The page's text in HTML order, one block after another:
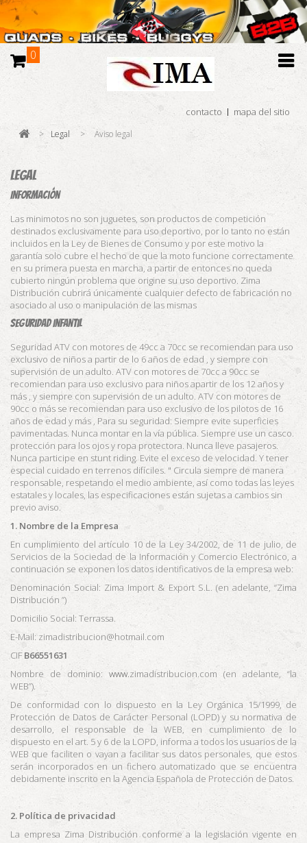
0
contacto mapa del sitio
> Legal > Aviso legal
Legal
Información
Las minimotos no son juguetes, son productos de competición
destinados exclusivamente para uso deportivo, por lo tanto no están
incluidos en la Ley de Bienes de Consumo y por este motivo la
garantía solo cubre el hecho de que la moto funcione correctamente
en su primera puesta en marcha, a partir de entonces no queda
cubierto ningún problema que origine su uso deportivo. Zima
Distribución cubrirá únicamente cualquier defecto de fabricación no
asociado al uso o manipulación de las mismas
Seguridad Infantil
Seguridad ATV con motores de 49cc a 70cc se recomiendan para uso
exclusivo de niños a partir de lo 6 años de edad , y siempre con
supervisión de un adulto. ATV con motores de 70cc a 90cc se
recomiendan para uso exclusivo para niños apartir de los 12 años y
más , y siempre con supervisión de un adulto. ATV con motores de
90cc o más se recomiendan para uso exclusivo de los pilotos de 16
años de edad y más , Para su seguridad: Siempre evite superficies
pavimentadas. Nunca montar en la vía pública. Siempre use un casco.
protección para los ojos y ropa protectora. Nunca lleve pasajeros.
Nunca participe en stunt riding. Evite el exceso de velocidad. Y tener
especial cuidado en terrenos difíciles. " Circula siempre de manera
responsable, respetando el medio ambiente, así como todas las leyes
estatales y locales, las especificaciones están sujetas a cambios sin
previo aviso.
1. Nombre de la Empresa
En cumplimiento del artículo 10 de la Ley 34/2002, de 11 de julio, de
Servicios de la Sociedad de la Información y Comercio Electrónico, a
continuación se exponen los datos identificativos de la empresa web:
Denominación Social: Zima Import & Export S.L. (en adelante, “Zima
Distribución ”)
Domicilio Social: Terrassa.
E-Mail: zimadistribucion@hotmail.com
CIFB66551631
Nombre de dominio: www.zimadistribucion.com (en adelante, “la
WEB”).
De conformidad con lo dispuesto en la Ley Orgánica 15/1999, de
Protección de Datos de Carácter Personal (LOPD) y su normativa de
desarrollo, el responsable de la WEB, en cumplimiento de lo
dispuesto en el art. 5 y 6 de la LOPD, informa a todos los usuarios de la
WEB que faciliten o vayan a facilitar sus datos personales, que estos
serán incorporados en un fichero automatizado que se encuentra
debidamente inscrito en la Agencia Española de Protección de Datos.
2. Política de privacidad
La empresa Zima Distribución conforme a la legislación vigente en